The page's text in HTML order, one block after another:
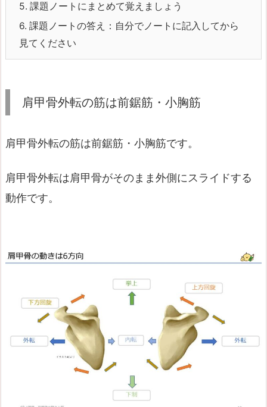
5. 課題ノートにまとめて覚えましょう
6. 課題ノートの答え：自分でノートに記入してから
見てください
肩甲骨外転の筋は前鋸筋・小胸筋
肩甲骨外転の筋は前鋸筋・小胸筋です。
肩甲骨外転は肩甲骨がそのまま外側にスライドする
動作です。